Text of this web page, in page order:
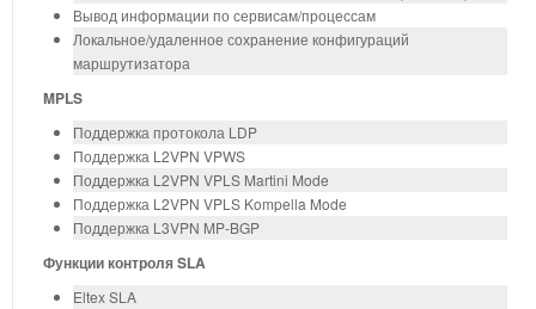
Вывод информации по сервисам/процессам
Локальное/удаленное сохранение конфигураций
маршрутизатора
MPLS
Поддержка протокола LDP
Поддержка L2VPN VPWS
Поддержка L2VPN VPLS Martini Mode
Поддержка L2VPN VPLS Kompella Mode
Поддержка L3VPN MP-BGP
Функции контроля SLA
Eltex SLA